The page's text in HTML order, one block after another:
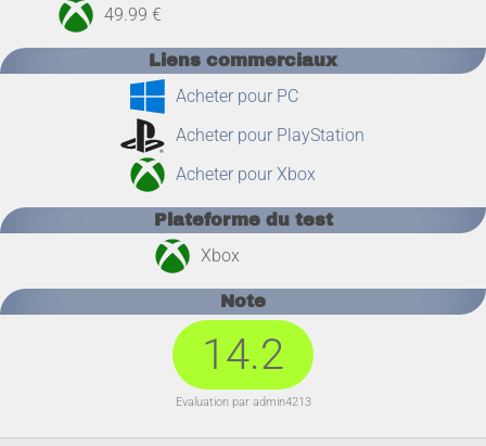
49.99 €
Liens commerciaux
Acheter pour PC
Acheter pour PlayStation
Acheter pour Xbox
Plateforme du test
Xbox
Note
14.2
Evaluation par admin4213